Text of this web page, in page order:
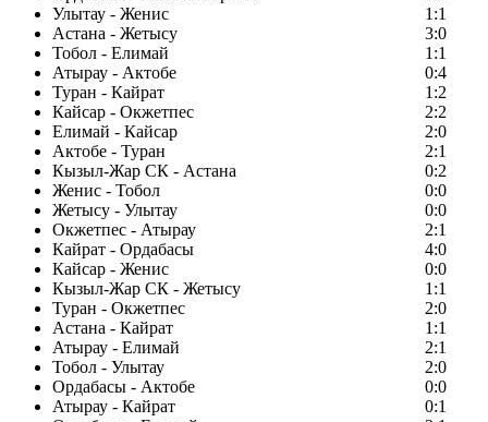
Улытау - Женис
1:1
Астана - Жетысу
3:0
Тобол - Елимай
1:1
Атырау - Актобе
0:4
Туран - Кайрат
1:2
Кайсар - Окжетпес
2:2
Елимай - Кайсар
2:0
Актобе - Туран
2:1
Кызыл-Жар СК - Астана
0:2
Женис - Тобол
0:0
Жетысу - Улытау
0:0
Окжетпес - Атырау
2:1
Кайрат - Ордабасы
4:0
Кайсар - Женис
0:0
Кызыл-Жар СК - Жетысу
1:1
Туран - Окжетпес
2:0
Астана - Кайрат
1:1
Атырау - Елимай
2:1
Тобол - Улытау
2:0
Ордабасы - Актобе
0:0
Атырау - Кайрат
0:1